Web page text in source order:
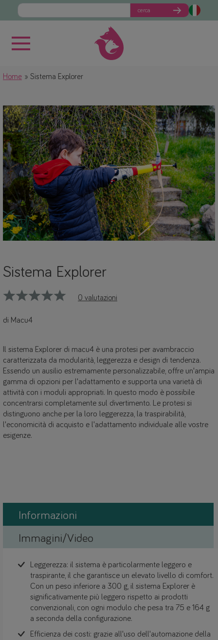
cerca
Home Sistema Explorer
Sistema Explorer
0 valutazioni
di Macu4
Il sistema Explorer di macu4 è una protesi per avambraccio
caratterizzata da modularità, leggerezza e design di tendenza.
Essendo un ausilio estremamente personalizzabile, offre un'ampia
gamma di opzioni per l'adattamento e supporta una varietà di
attività con i moduli appropriati. In questo modo è possibile
concentrarsi completamente sul divertimento. Le protesi si
distinguono anche per la loro leggerezza, la traspirabilità,
l'economicità di acquisto e l'adattamento individuale alle vostre
esigenze.
Informazioni
Immagini/Video
Leggerezza: il sistema è particolarmente leggero e
traspirante, il che garantisce un elevato livello di comfort.
Con un peso inferiore a 300 g, il sistema Explorer è
significativamente più leggero rispetto ai prodotti
convenzionali, con ogni modulo che pesa tra 75 e 164 g
a seconda della configurazione.
Efficienza dei costi: grazie all'uso dell'automazione della